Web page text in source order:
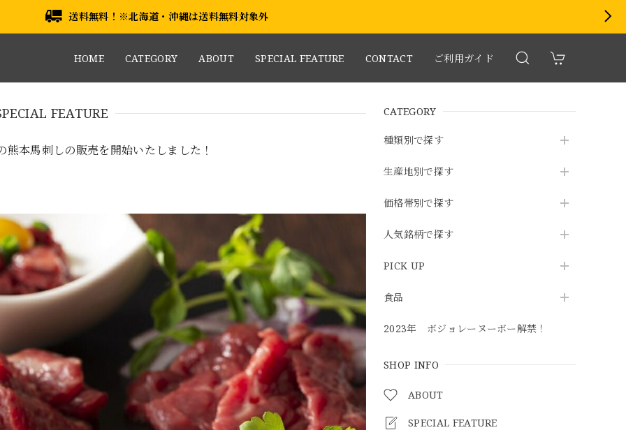
送料無料！※北海道・沖縄は送料無料対象外
HOME CATEGORY ABOUT SPECIAL FEATURE CONTACT ご利用ガイド
CATEGORY
種類別で探す
生産地別で探す
価格帯別で探す
人気銘柄で探す
PICK UP
食品
2023年 ボジョレーヌーボー解禁！
SHOP INFO
ABOUT
SPECIAL FEATURE
FEATURE
本馬刺しの販売を開始いたしました！